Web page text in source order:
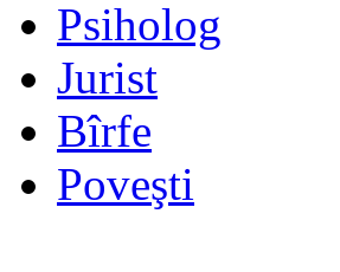
Psiholog
Jurist
Bîrfe
Poveşti